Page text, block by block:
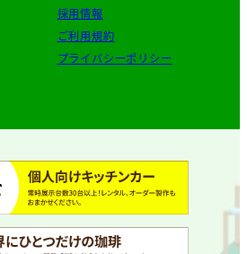
採用情報
ご利用規約
プライバシーポリシー